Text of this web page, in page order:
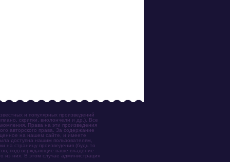
и популярных произведений
скрипки, виолончели и др.). Все
Права на эти произведения
авторского права. За содержание
на нашем сайте, и имеете
доступна нашим пользователям,
на страницу произведения (будь то
подтверждающие ваше владение
из них. В этом случае администрация